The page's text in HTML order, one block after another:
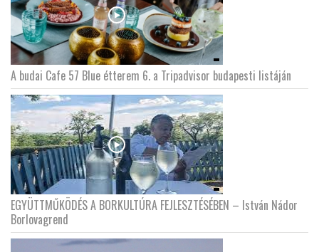
A budai Cafe 57 Blue étterem 6. a Tripadvisor budapesti listáján
EGYÜTTMŰKÖDÉS A BORKULTÚRA FEJLESZTÉSÉBEN – István Nádor
Borlovagrend